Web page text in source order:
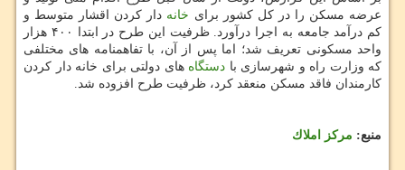
عرضه مسکن را در کل کشور برای خانه دار کردن اقشار متوسط و
کم درآمد جامعه به اجرا درآورد. ظرفیت این طرح در ابتدا ۴۰۰ هزار
واحد مسکونی تعریف شد؛ اما پس از آن، با تفاهمنامه های مختلفی
که وزارت راه و شهرسازی با دستگاه های دولتی برای خانه دار کردن
کارمندان فاقد مسکن منعقد کرد، ظرفیت طرح افزوده شد.
منبع: مركز املاك